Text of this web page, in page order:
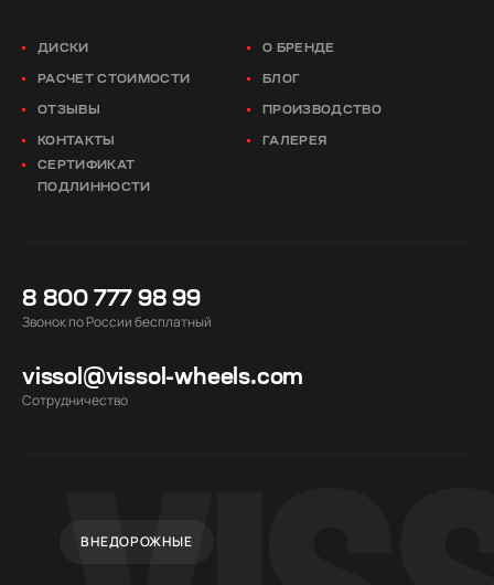
ДИСКИ О БРЕНДЕ
РАСЧЕТ СТОИМОСТИ БЛОГ
ОТЗЫВЫ ПРОИЗВОДСТВО
КОНТАКТЫ
ГАЛЕРЕЯ
СЕРТИФИКАТ
ПОДЛИННОСТИ
8 800 777 98 99
Звонок по России бесплатный
vissol@vissol-wheels.com
Cотрудничество
ВНЕДОРОЖНЫЕ